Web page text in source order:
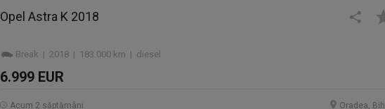
Opel Astra K 2018
Break | 2018 | 183.000 km | diesel
6.999 EUR
Oradea,
Acum 2 săptămâni